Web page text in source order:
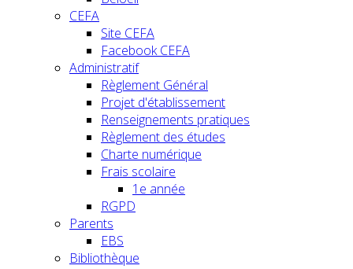
CEFA
Site CEFA
Facebook CEFA
Administratif
Règlement Général
Projet d'établissement
Renseignements pratiques
Règlement des études
Charte numérique
Frais scolaire
1e année
RGPD
Parents
EBS
Bibliothèque